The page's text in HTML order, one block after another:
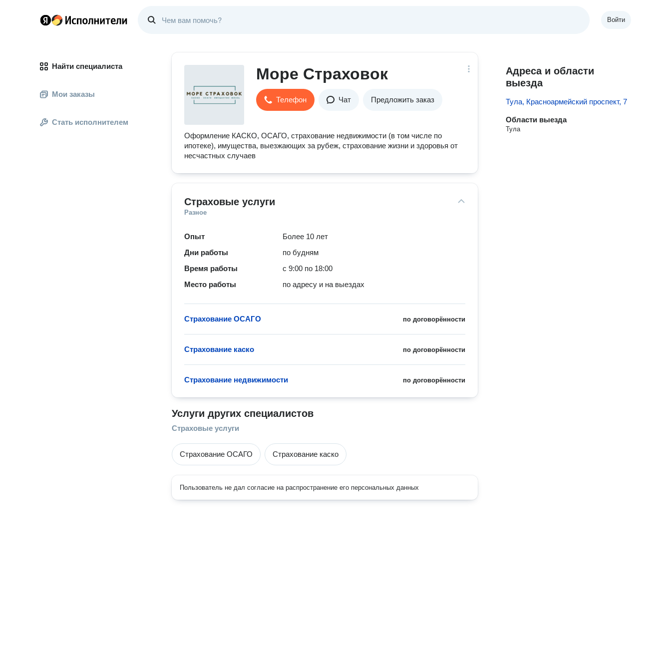
Войти
Найти специалиста
Мои заказы
Стать исполнителем
Море Страховок
Телефон Чат Предложить заказ
Оформление КАСКО, ОСАГО, страхование недвижимости (в том числе по
ипотеке), имущества, выезжающих за рубеж, страхование жизни и здоровья от
несчастных случаев
Страховые услуги
Разное
Опыт
Более 10 лет
Дни работы
по будням
Время работы
с 9:00 по 18:00
Место работы
по адресу и на выездах
по договорённости
Страхование ОСАГО
по договорённости
Страхование каско
по договорённости
Страхование недвижимости
Услуги других специалистов
Страховые услуги
Страхование ОСАГО Страхование каско
Пользователь не дал согласие на распространение его персональных данных
Адреса и области
выезда
Тула, Красноармейский проспект, 7
Области выезда
Тула